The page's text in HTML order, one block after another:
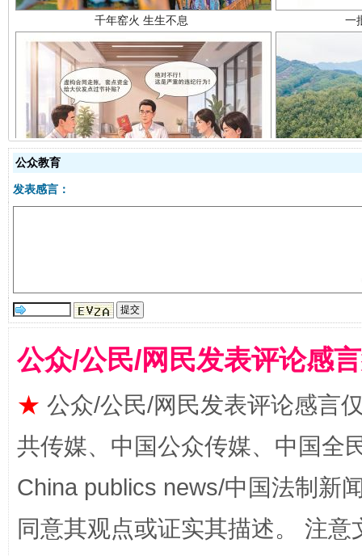
揭开“小金库”的免责幌子
受贿1.44亿！段成刚被判无期 从幼
公众教育
发表感言：
公众/公民/网民发表评论感
★ 公众/公民/网民发表评论感言
共传媒、中国公众传媒、中国全
China publics news/中国法制新
同意其观点或证实其描述。 注